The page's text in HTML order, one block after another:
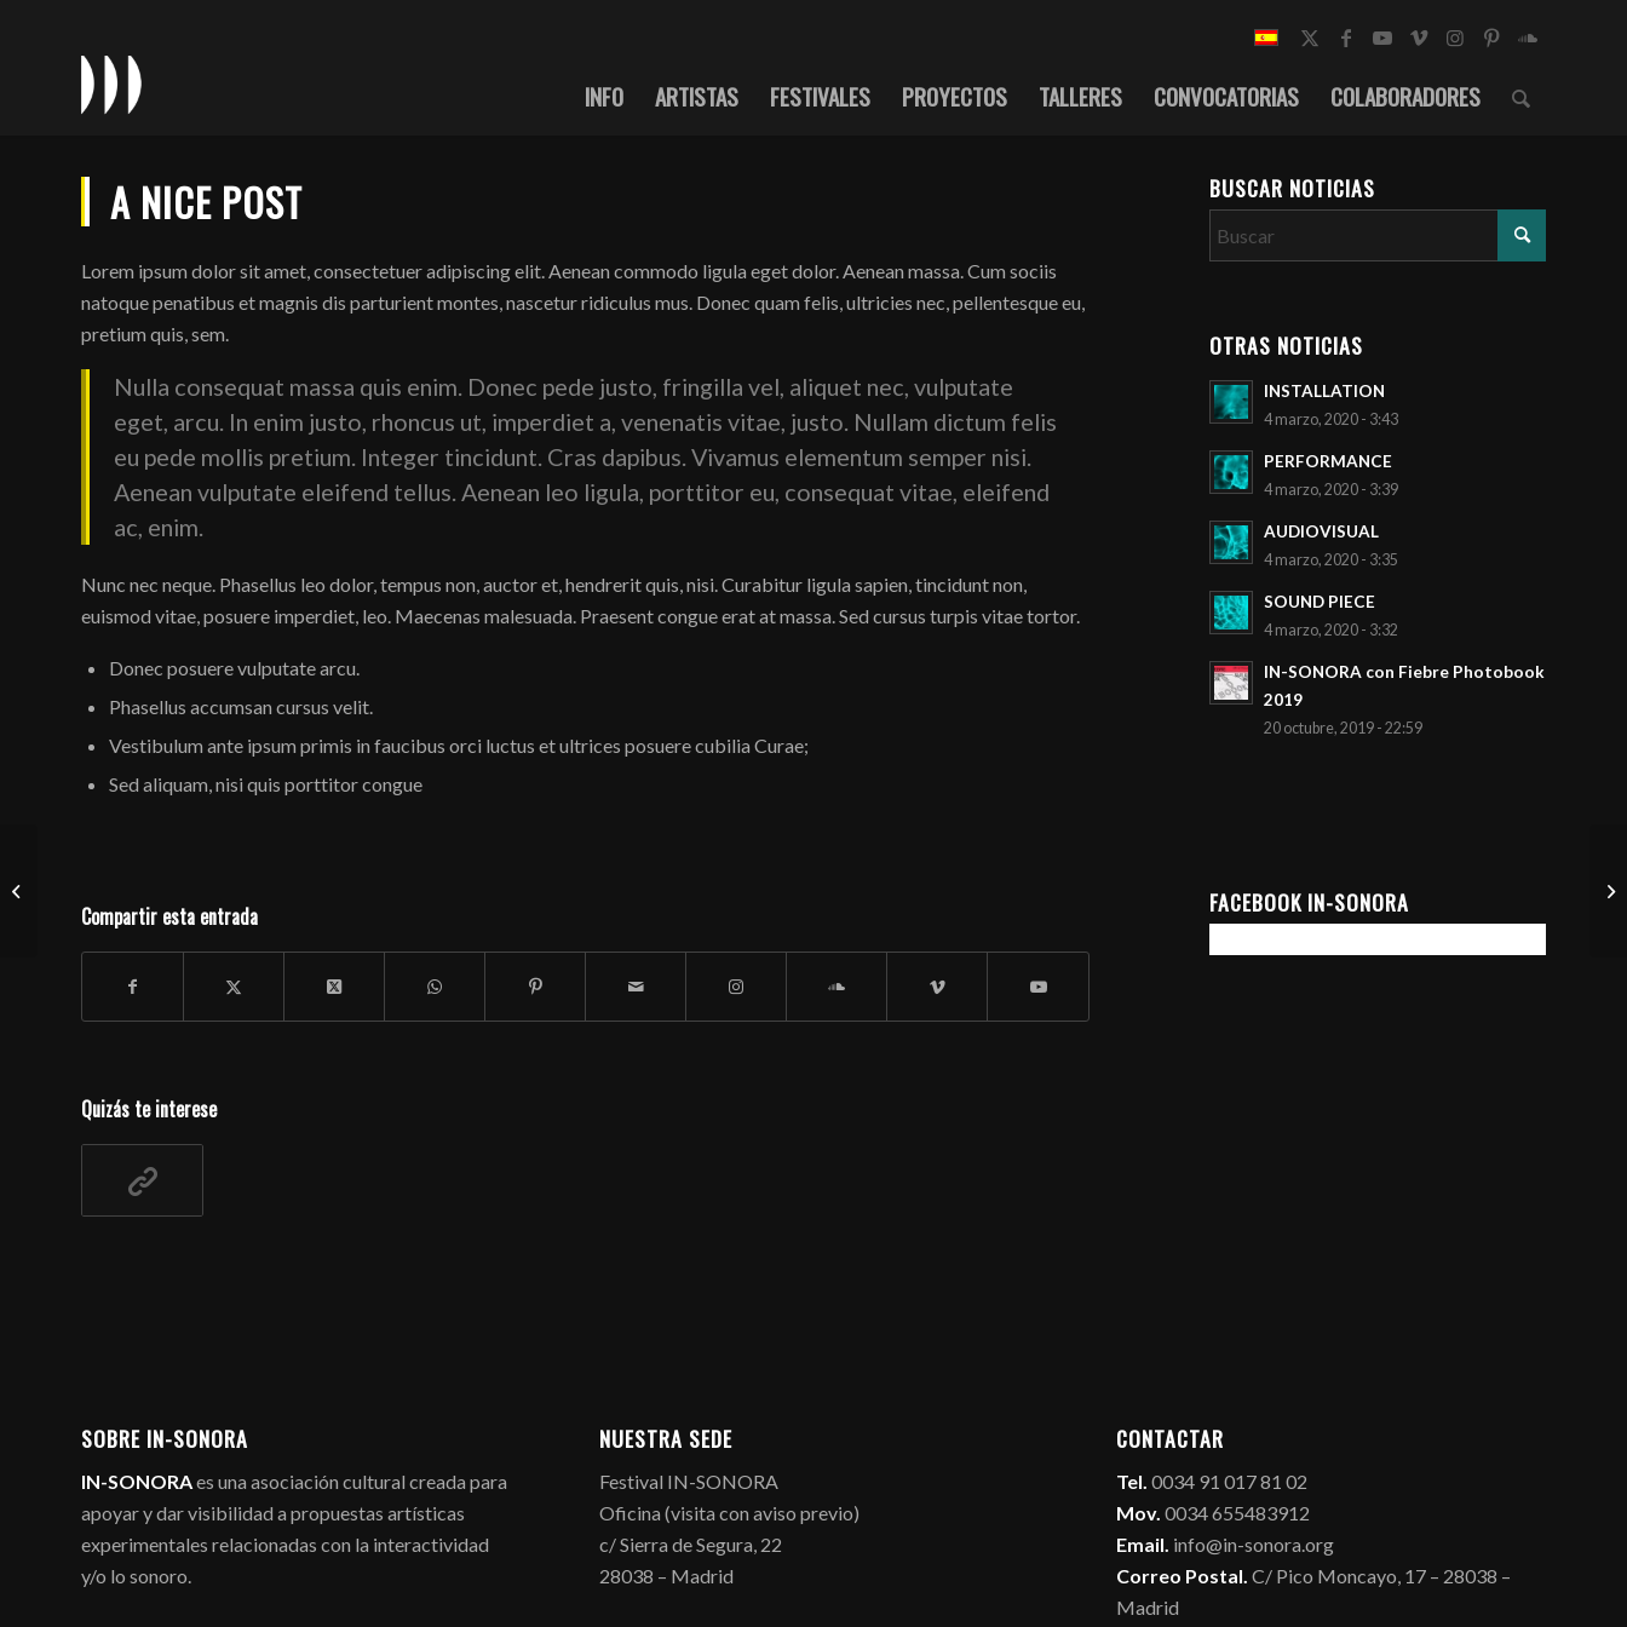
INFO ARTISTAS FESTIVALES PROYECTOS TALLERES CONVOCATORIAS COLABORADORES
A NICE POST
Lorem ipsum dolor sit amet, consectetuer adipiscing elit. Aenean commodo ligula eget dolor. Aenean massa. Cum sociis
natoque penatibus et magnis dis parturient montes, nascetur ridiculus mus. Donec quam felis, ultricies nec, pellentesque eu,
pretium quis, sem.
Nulla consequat massa quis enim. Donec pede justo, fringilla vel, aliquet nec, vulputate
eget, arcu. In enim justo, rhoncus ut, imperdiet a, venenatis vitae, justo. Nullam dictum felis
eu pede mollis pretium. Integer tincidunt. Cras dapibus. Vivamus elementum semper nisi.
Aenean vulputate eleifend tellus. Aenean leo ligula, porttitor eu, consequat vitae, eleifend
ac, enim.
Nunc nec neque. Phasellus leo dolor, tempus non, auctor et, hendrerit quis, nisi. Curabitur ligula sapien, tincidunt non,
euismod vitae, posuere imperdiet, leo. Maecenas malesuada. Praesent congue erat at massa. Sed cursus turpis vitae tortor.
Donec posuere vulputate arcu.
Phasellus accumsan cursus velit.
Vestibulum ante ipsum primis in faucibus orci luctus et ultrices posuere cubilia Curae;
Sed aliquam, nisi quis porttitor congue
Compartir esta entrada
Quizás te interese
BUSCAR NOTICIAS
OTRAS NOTICIAS
INSTALLATION
4 marzo, 2020 - 3:43
PERFORMANCE
4 marzo, 2020 - 3:39
AUDIOVISUAL
4 marzo, 2020 - 3:35
SOUND PIECE
4 marzo, 2020 - 3:32
IN-SONORA con Fiebre Photobook
2019
20 octubre, 2019 - 22:59
FACEBOOK IN-SONORA
SOBRE IN-SONORA
IN-SONORAes una asociación cultural creada para
apoyar y dar visibilidad a propuestas artísticas
experimentales relacionadas con la interactividad
y/o lo sonoro.
NUESTRA SEDE
Festival IN-SONORA
Oficina (visita con aviso previo)
c/ Sierra de Segura, 22
28038 – Madrid
CONTACTAR
Tel. 0034 91 017 81 02
Mov. 0034 655483912
Email. info@in-sonora.org
Correo Postal. C/ Pico Moncayo, 17 – 28038 –
Madrid
UTOPIC DAY 18 mayo